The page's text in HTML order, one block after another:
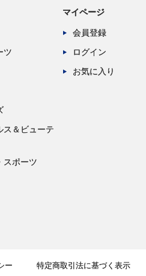
ツ
ス＆ビューテ
スポーツ
マイページ
会員登録
ログイン
お気に入り
ー 特定商取引法に基づく表示